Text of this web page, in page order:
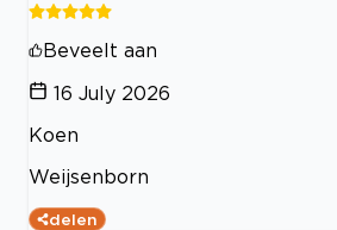
Beveelt aan
16 July 2026
Koen
Weijsenborn
delen